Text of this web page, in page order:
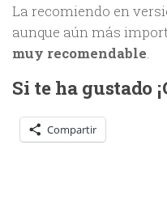
La recomiendo en
aunque aún más
muy recomendable.
Si te ha gustado
Compartir